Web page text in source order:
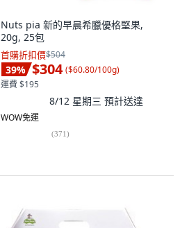
Nuts pia 新的早晨希臘優格堅果,
20g, 25包
首購折扣價$504
39% $304 ($60.80/100g)
運費 $195
8/12 星期三 預計送達
WOW免運
(371)